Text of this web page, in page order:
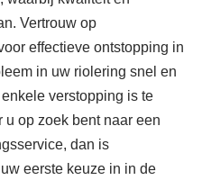
Vertrouw op
effectieve ontstopping in
in uw riolering snel en
verstopping is te
u op zoek bent naar een
dan is
eerste keuze in in de